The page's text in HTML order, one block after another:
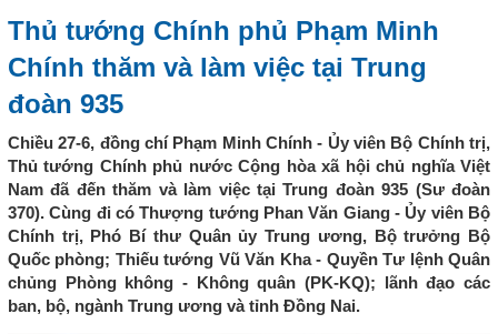
Thủ tướng Chính phủ Phạm Minh
Chính thăm và làm việc tại Trung
đoàn 935
Chiều 27-6, đồng chí Phạm Minh Chính - Ủy viên Bộ Chính trị,
Thủ tướng Chính phủ nước Cộng hòa xã hội chủ nghĩa Việt
Nam đã đến thăm và làm việc tại Trung đoàn 935 (Sư đoàn
370). Cùng đi có Thượng tướng Phan Văn Giang - Ủy viên Bộ
Chính trị, Phó Bí thư Quân ủy Trung ương, Bộ trưởng Bộ
Quốc phòng; Thiếu tướng Vũ Văn Kha - Quyền Tư lệnh Quân
chủng Phòng không - Không quân (PK-KQ); lãnh đạo các
ban, bộ, ngành Trung ương và tỉnh Đồng Nai.